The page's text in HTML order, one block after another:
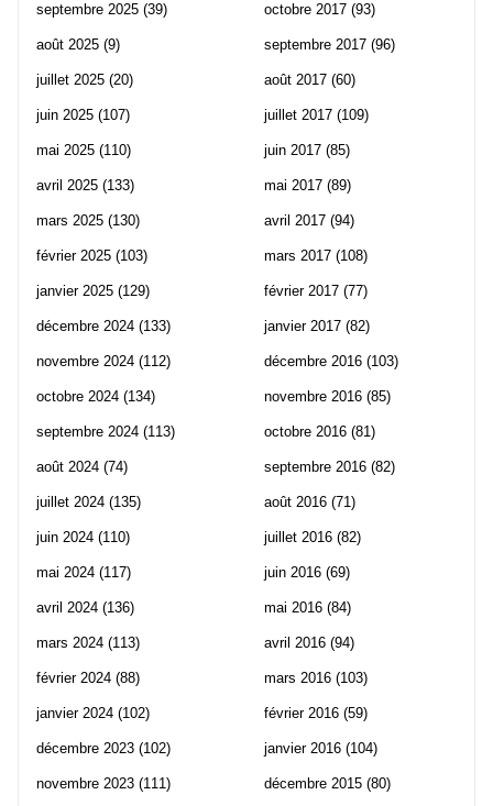
septembre 2025 (39)
août 2025 (9)
juillet 2025 (20)
juin 2025 (107)
mai 2025 (110)
avril 2025 (133)
mars 2025 (130)
février 2025 (103)
janvier 2025 (129)
décembre 2024 (133)
novembre 2024 (112)
octobre 2024 (134)
septembre 2024 (113)
août 2024 (74)
juillet 2024 (135)
juin 2024 (110)
mai 2024 (117)
avril 2024 (136)
mars 2024 (113)
février 2024 (88)
janvier 2024 (102)
décembre 2023 (102)
novembre 2023 (111)
octobre 2017 (93)
septembre 2017 (96)
août 2017 (60)
juillet 2017 (109)
juin 2017 (85)
mai 2017 (89)
avril 2017 (94)
mars 2017 (108)
février 2017 (77)
janvier 2017 (82)
décembre 2016 (103)
novembre 2016 (85)
octobre 2016 (81)
septembre 2016 (82)
août 2016 (71)
juillet 2016 (82)
juin 2016 (69)
mai 2016 (84)
avril 2016 (94)
mars 2016 (103)
février 2016 (59)
janvier 2016 (104)
décembre 2015 (80)